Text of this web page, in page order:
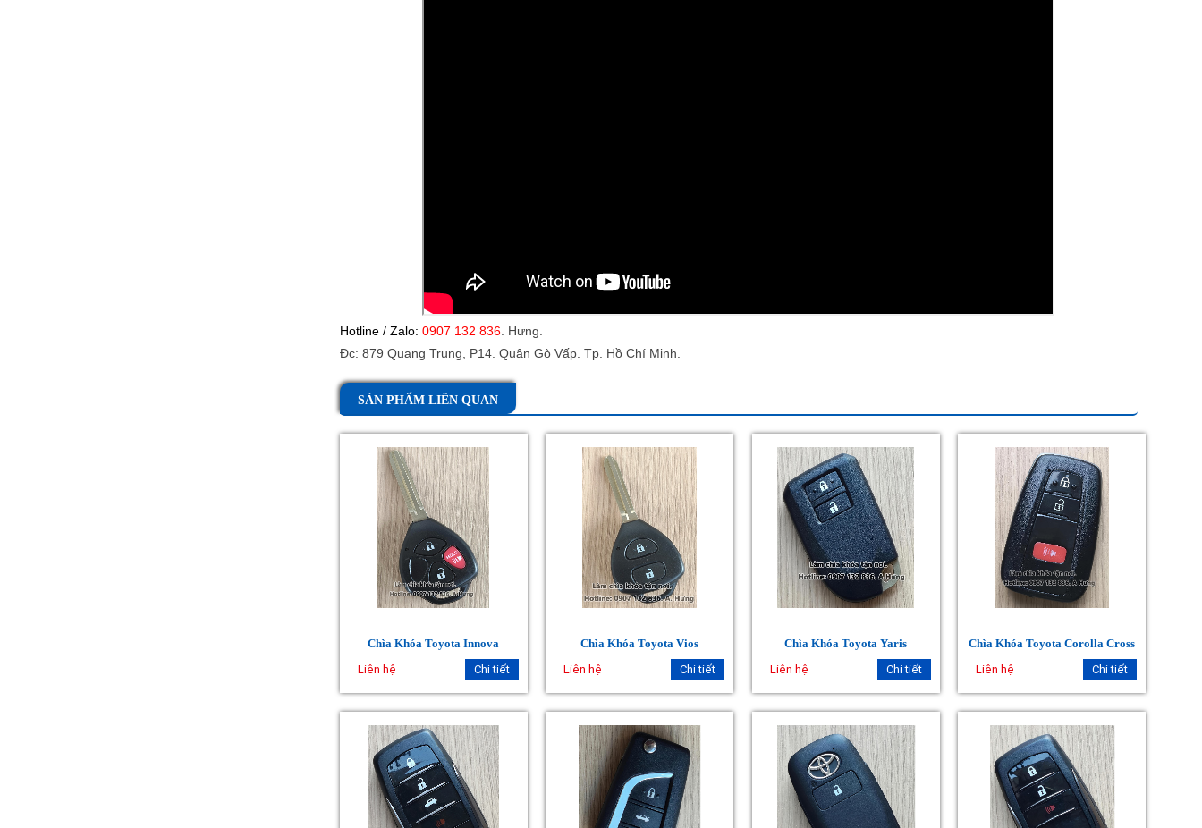
Hotline / Zalo: 0907 132 836. Hưng.
Đc: 879 Quang Trung, P14. Quận Gò Vấp. Tp. Hồ Chí Minh.
SẢN PHẨM LIÊN QUAN
Chìa Khóa Toyota Innova
Liên hệ Chi tiết
Chìa Khóa Toyota Vios
Liên hệ Chi tiết
Chìa Khóa Toyota Yaris
Liên hệ Chi tiết
Chìa Khóa Toyota Corolla Cross
Liên hệ Chi tiết